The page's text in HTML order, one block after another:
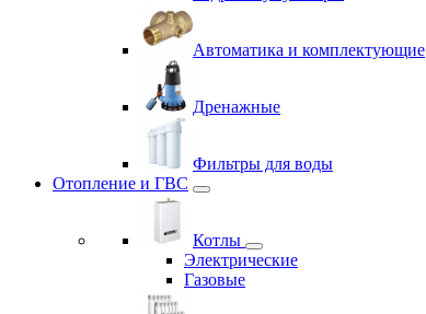
Автоматика и комплектующие
Дренажные
Фильтры для воды
Отопление и ГВС
Котлы
Электрические
Газовые